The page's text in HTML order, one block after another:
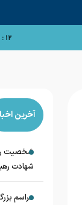
۱۲ : ۰۶
آخرین
شخصیت
شهادت
مراسم